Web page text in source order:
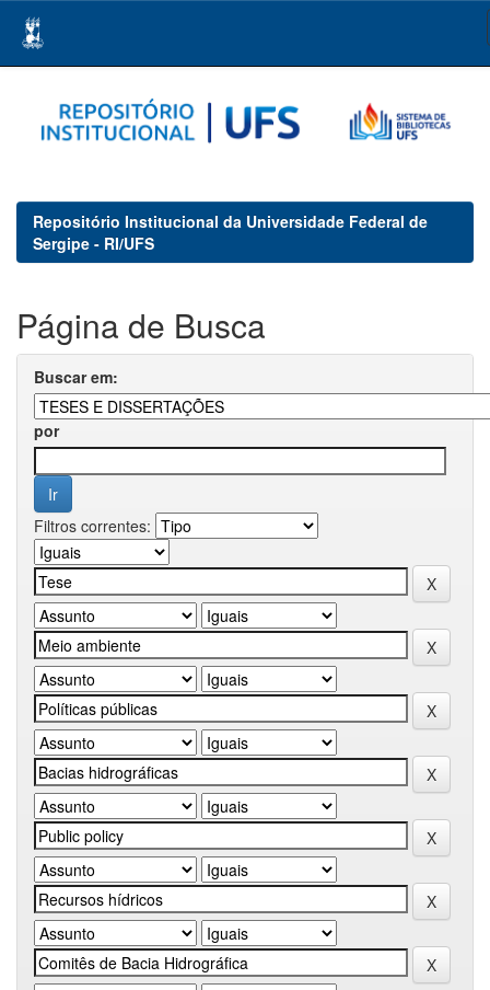
navigation
Repositório Institucional da Universidade Federal de
Sergipe - RI/UFS
Página de Busca
Buscar em:
por
Filtros correntes: